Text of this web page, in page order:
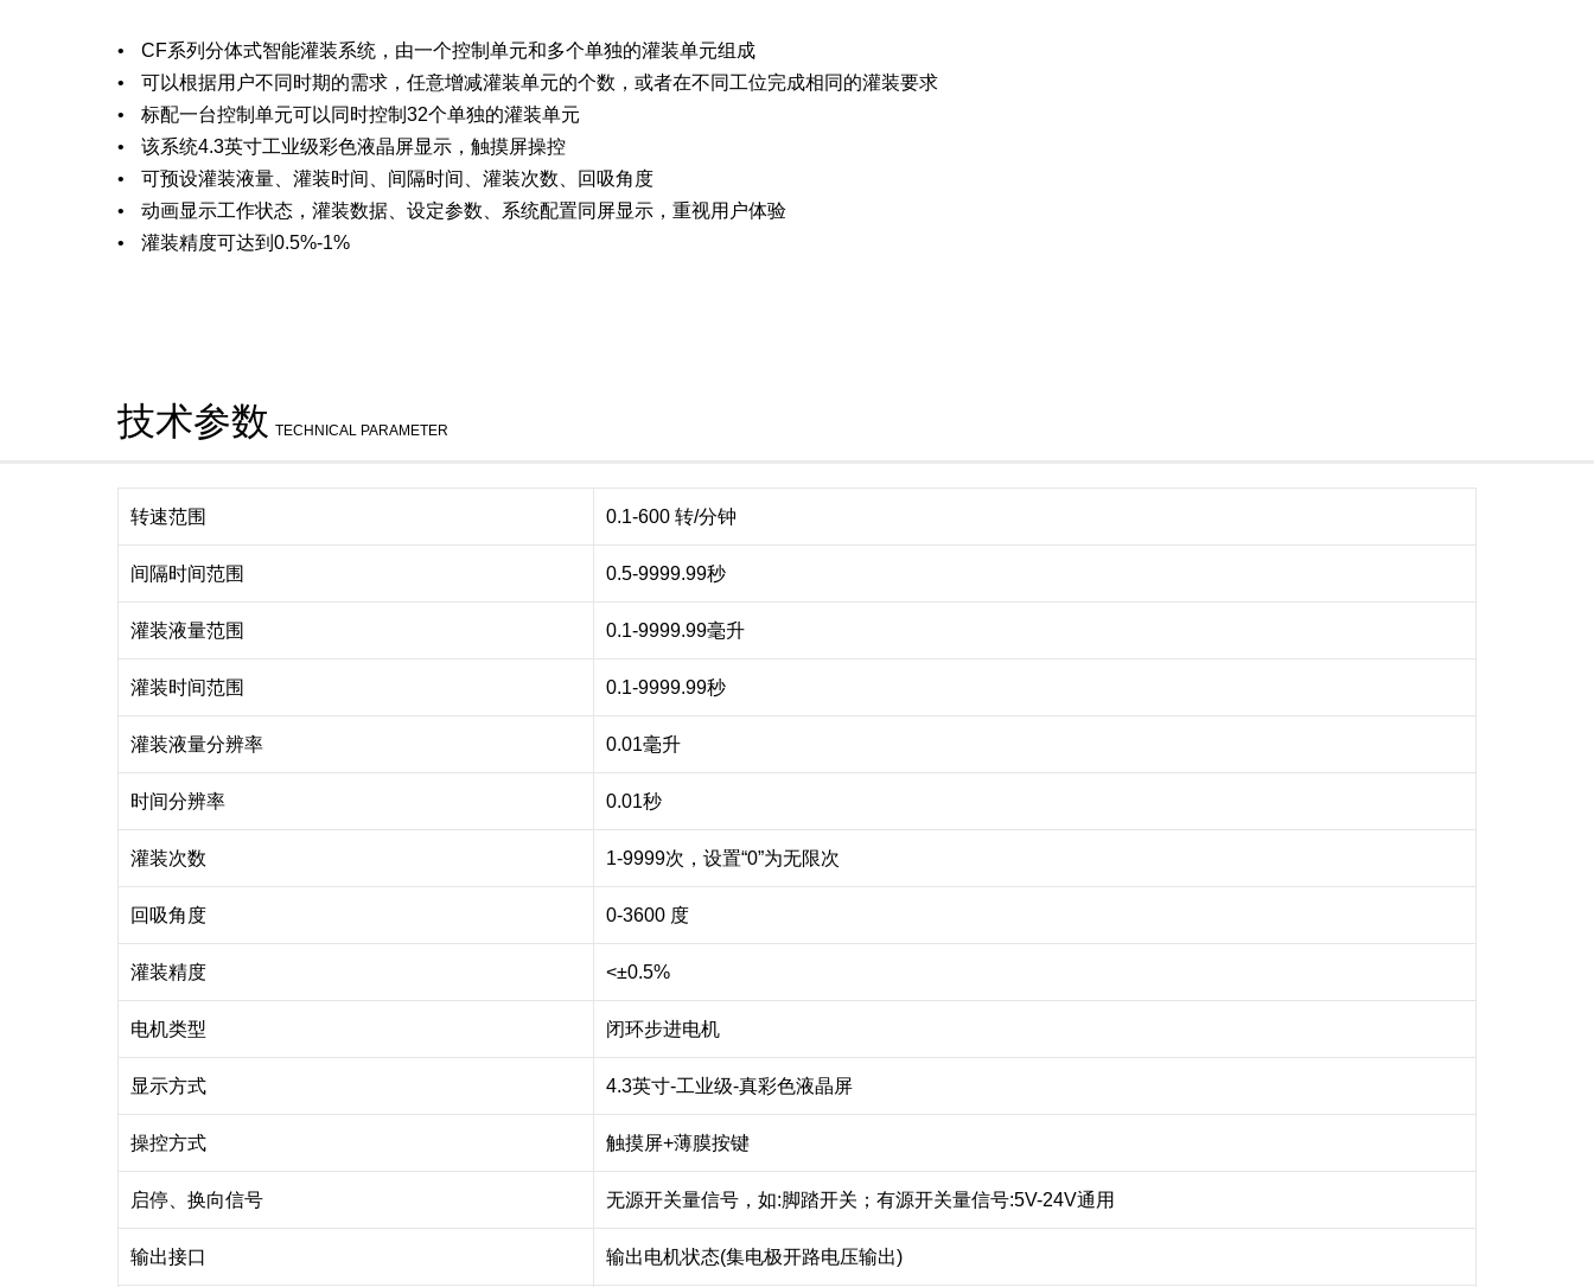
CF系列分体式智能灌装系统，由一个控制单元和多个单独的灌装单元组成
可以根据用户不同时期的需求，任意增减灌装单元的个数，或者在不同工位完成相同的灌装要求
标配一台控制单元可以同时控制32个单独的灌装单元
该系统4.3英寸工业级彩色液晶屏显示，触摸屏操控
可预设灌装液量、灌装时间、间隔时间、灌装次数、回吸角度
动画显示工作状态，灌装数据、设定参数、系统配置同屏显示，重视用户体验
灌装精度可达到0.5%-1%
技术参数 TECHNICAL PARAMETER
转速范围 0.1-600 转/分钟
间隔时间范围 0.5-9999.99秒
灌装液量范围 0.1-9999.99毫升
灌装时间范围 0.1-9999.99秒
灌装液量分辨率 0.01毫升
时间分辨率 0.01秒
灌装次数 1-9999次，设置“0”为无限次
回吸角度 0-3600 度
灌装精度 <±0.5%
电机类型 闭环步进电机
显示方式 4.3英寸-工业级-真彩色液晶屏
操控方式 触摸屏+薄膜按键
启停、换向信号 无源开关量信号，如:脚踏开关；有源开关量信号:5V-24V通用
输出接口 输出电机状态(集电极开路电压输出)